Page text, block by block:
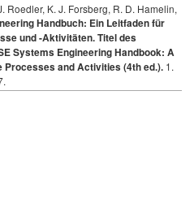
Roedler, K. J. Forsberg, R. D. Hamelin,
Handbuch: Ein Leitfaden für
und -Aktivitäten. Titel des
Systems Engineering Handbook: A
Processes and Activities (4th ed.). 1.